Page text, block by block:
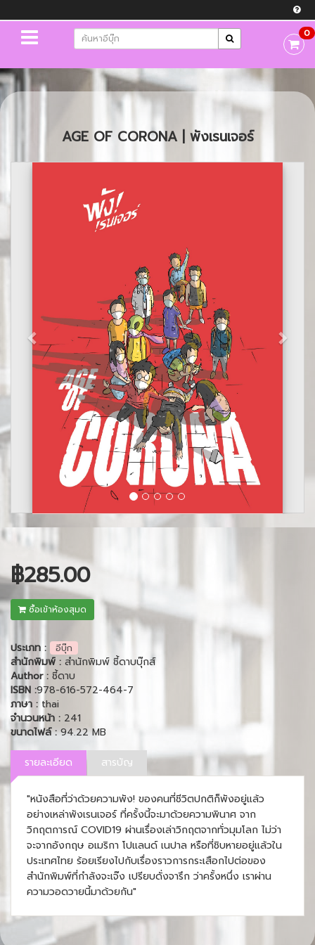
0
AGE OF CORONA | พังเรนเจอร์
฿285.00
ซื้อเข้าห้องสุมด
ประเภท : อีบุ๊ก
สำนักพิมพ์ : สำนักพิมพ์ ชี้ดาบบุ๊กส์
Author : ชี้ดาบ
ISBN :978-616-572-464-7
ภาษา : thai
จำนวนหน้า : 241
ขนาดไฟล์ :94.22 MB
รายละเอียด สารบัญ
"หนังสือที่ว่าด้วยความพัง! ของคนที่ชีวิตปกติก็พังอยู่แล้ว
อย่างเหล่าพังเรนเจอร์ ที่ครั้งนี้จะมาด้วยความพินาศ จาก
วิกฤตการณ์ COVID19 ผ่านเรื่องเล่าวิกฤตจากทั่วมุมโลก ไม่ว่า
จะจากอังกฤษ อเมริกา โปแลนด์ เนปาล หรือที่ชิบหายอยู่แล้วใน
ประเทศไทย ร้อยเรียงไปกับเรื่องราวการกระเสือกไปต่อของ
สำนักพิมพ์ที่กำลังจะเจ๊ง เปรียบดั่งจารึก ว่าครั้งหนึ่ง เราผ่าน
ความวอดวายนี้มาด้วยกัน"